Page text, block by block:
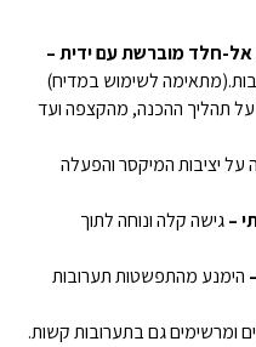
מפלדת אל-חלד מוברשת עם ידית –
לשימוש במדיח)
תהליך ההכנה, מהקצפה ועד
על יציבות המיקסר והפעלה
–גישה קלה ונוחה לתוך
הימנע מהתפשטות תערובות
ומרשימים גם בתערובות קשות.